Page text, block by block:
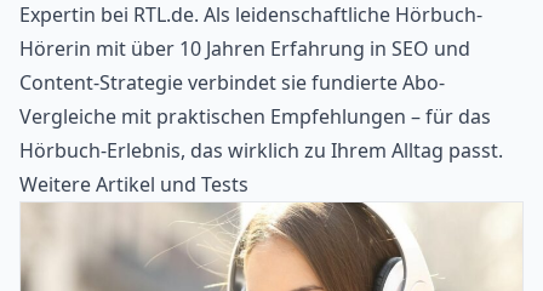
Expertin bei RTL.de. Als leidenschaftliche Hörbuch-
Hörerin mit über 10 Jahren Erfahrung in SEO und
Content-Strategie verbindet sie fundierte Abo-
Vergleiche mit praktischen Empfehlungen – für das
Hörbuch-Erlebnis, das wirklich zu Ihrem Alltag passt.
Weitere Artikel und Tests